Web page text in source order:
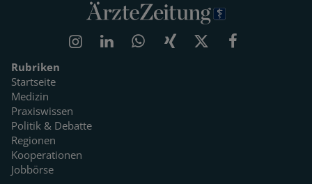
Rubriken
Startseite
Medizin
Praxiswissen
Politik & Debatte
Regionen
Kooperationen
Jobbörse